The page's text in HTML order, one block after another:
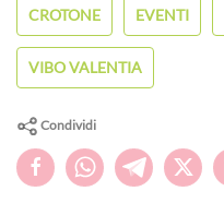
CROTONE EVENTI
VIBO VALENTIA
Condividi